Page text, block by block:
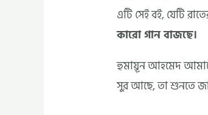
এটি সেই বই, যেটি
কারো গান বাজছে।
হুমায়ূন আহমেদ
সুর আছে, তা শুনতে